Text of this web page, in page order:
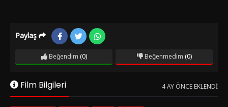
Paylaş
Beğendim (0) Beğenmedim (0)
Film Bilgileri 4 AY ÖNCE EKLENDI